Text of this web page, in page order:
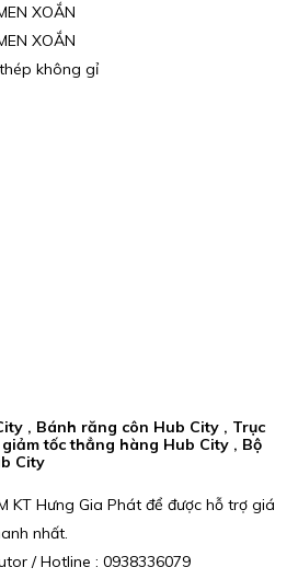
XOẮN
XOẮN
không gỉ
, Bánh răng côn Hub City , Trục
tốc thẳng hàng Hub City , Bộ
City
KT Hưng Gia Phát để được hỗ trợ giá
nhất.
/ Hotline : 0938336079